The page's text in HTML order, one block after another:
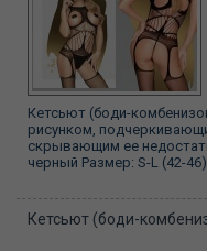
Кетсьют (боди-
рисунком,
скрывающим ее
черный Размер: S-L (42-
Кетсьют (боди-